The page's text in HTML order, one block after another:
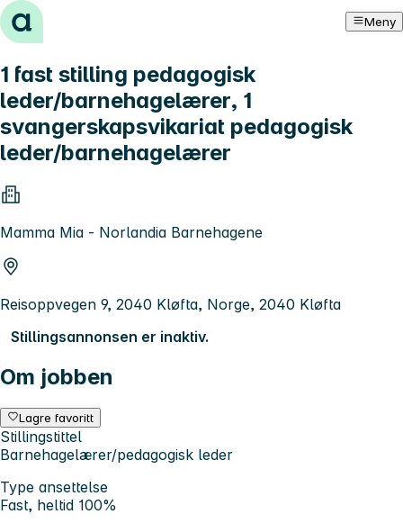
Hopp til innhold Meny
1 fast stilling pedagogisk
leder/barnehagelærer, 1
svangerskapsvikariat pedagogisk
leder/barnehagelærer
Mamma Mia - Norlandia Barnehagene
Reisoppvegen 9, 2040 Kløfta, Norge, 2040 Kløfta
Stillingsannonsen er inaktiv.
Om jobben
Lagre favoritt
Stillingstittel
Barnehagelærer/pedagogisk leder
Type ansettelse
Fast, heltid 100%